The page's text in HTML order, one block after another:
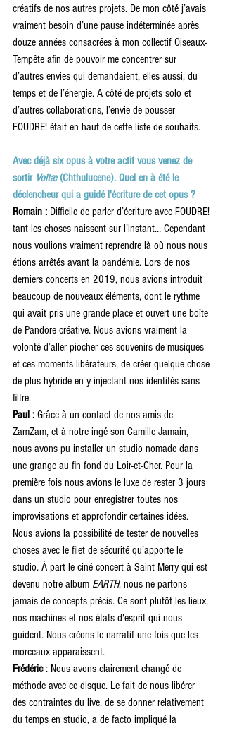
créatifs de nos autres projets. De mon côté j’avais
vraiment besoin d’une pause indéterminée après
douze années consacrées à mon collectif Oiseaux-
Tempête afin de pouvoir me concentrer sur
d’autres envies qui demandaient, elles aussi, du
temps et de l’énergie. A côté de projets solo et
d’autres collaborations, l’envie de pousser
FOUDRE! était en haut de cette liste de souhaits.
Avec déjà six opus à votre actif vous venez de
sortir Voltæ (Chthulucene). Quel en à été le
déclencheur qui a guidé l'écriture de cet opus ?
Romain : Difficile de parler d’écriture avec FOUDRE!
tant les choses naissent sur l’instant… Cependant
nous voulions vraiment reprendre là où nous nous
étions arrêtés avant la pandémie. Lors de nos
derniers concerts en 2019, nous avions introduit
beaucoup de nouveaux éléments, dont le rythme
qui avait pris une grande place et ouvert une boîte
de Pandore créative. Nous avions vraiment la
volonté d’aller piocher ces souvenirs de musiques
et ces moments libérateurs, de créer quelque chose
de plus hybride en y injectant nos identités sans
filtre.
Paul : Grâce à un contact de nos amis de
ZamZam, et à notre ingé son Camille Jamain,
nous avons pu installer un studio nomade dans
une grange au fin fond du Loir-et-Cher. Pour la
première fois nous avions le luxe de rester 3 jours
dans un studio pour enregistrer toutes nos
improvisations et approfondir certaines idées.
Nous avions la possibilité de tester de nouvelles
choses avec le filet de sécurité qu’apporte le
studio. À part le ciné concert à Saint Merry qui est
devenu notre album EARTH, nous ne partons
jamais de concepts précis. Ce sont plutôt les lieux,
nos machines et nos états d'esprit qui nous
guident. Nous créons le narratif une fois que les
morceaux apparaissent.
Frédéric : Nous avons clairement changé de
méthode avec ce disque. Le fait de nous libérer
des contraintes du live, de se donner relativement
du temps en studio, a de facto impliqué la